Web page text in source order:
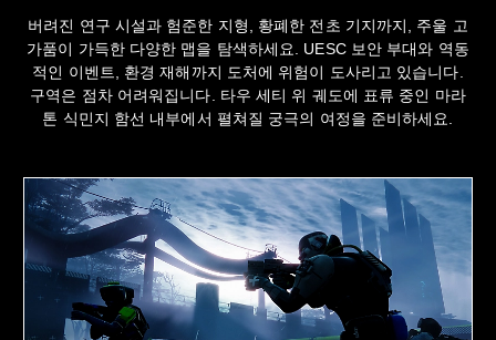
버려진 연구 시설과 험준한 지형, 황폐한 전초 기지까지, 주울 고
가품이 가득한 다양한 맵을 탐색하세요. UESC 보안 부대와 역동
적인 이벤트, 환경 재해까지 도처에 위험이 도사리고 있습니다.
구역은 점차 어려워집니다. 타우 세티 위 궤도에 표류 중인 마라
톤 식민지 함선 내부에서 펼쳐질 궁극의 여정을 준비하세요.